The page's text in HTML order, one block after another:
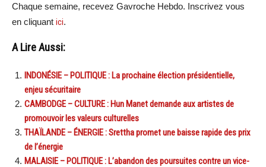
Chaque semaine, recevez Gavroche Hebdo. Inscrivez vous
en cliquant ici.
A Lire Aussi:
INDONÉSIE – POLITIQUE : La prochaine élection présidentielle,
enjeu sécuritaire
CAMBODGE – CULTURE : Hun Manet demande aux artistes de
promouvoir les valeurs culturelles
THAÏLANDE – ÉNERGIE : Srettha promet une baisse rapide des prix
de l’énergie
MALAISIE – POLITIQUE : L’abandon des poursuites contre un vice-